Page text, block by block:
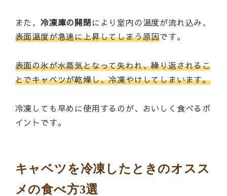
また、 冷凍庫の開閉により室内の温度が流れ込み、
表面温度が急速に上昇してしまう原因です。
表面の氷が水蒸気となって失われ、繰り返されるこ
とでキャベツが乾燥し、冷凍やけしてしまいます。
冷凍しても早めに使用するのが、おいしく食べるポ
イントです。
キャベツを冷凍したときのオスス
メの食べ方3選